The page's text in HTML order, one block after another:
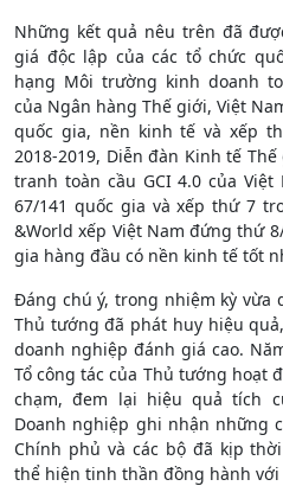
Những kết quả nêu trên đã
giá độc lập của các tổ chức
hạng Môi trường kinh doanh
của Ngân hàng Thế giới, Việt
quốc gia, nền kinh tế và xếp
2018-2019, Diễn đàn Kinh tế
tranh toàn cầu GCI 4.0 của
67/141 quốc gia và xếp thứ 7
&World xếp Việt Nam đứng thứ
gia hàng đầu có nền kinh tế tốt
Đáng chú ý, trong nhiệm kỳ vừa
Thủ tướng đã phát huy hiệu
doanh nghiệp đánh giá cao.
Tổ công tác của Thủ tướng hoạt
chạm, đem lại hiệu quả tích
Doanh nghiệp ghi nhận những
Chính phủ và các bộ đã kịp
thể hiện tinh thần đồng hành